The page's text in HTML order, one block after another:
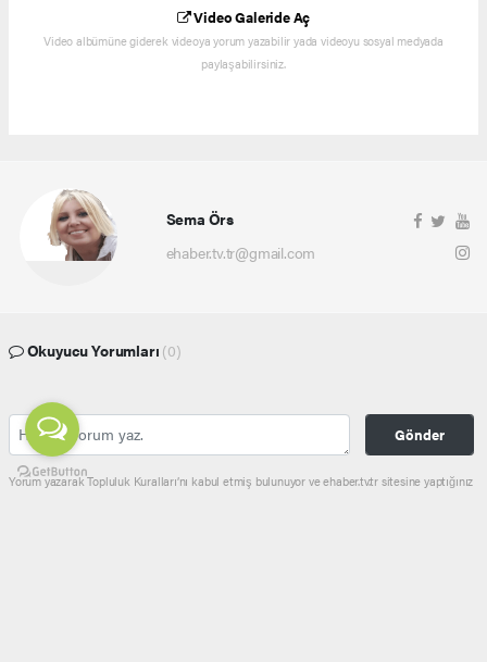
Video Galeride Aç
Video albümüne giderek videoya yorum yazabilir yada videoyu sosyal medyada
paylaşabilirsiniz.
Sema Örs
ehaber.tv.tr@gmail.com
Okuyucu Yorumları (0)
Gönder
Yorum yazarak Topluluk Kuralları’nı kabul etmiş bulunuyor ve ehaber.tv.tr sitesine yaptığınız